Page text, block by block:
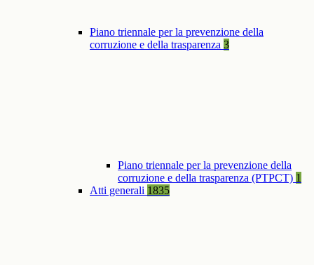
Piano triennale per la prevenzione della
corruzione e della trasparenza 3
Piano triennale per la prevenzione della
corruzione e della trasparenza (PTPCT) 1
Atti generali 1835